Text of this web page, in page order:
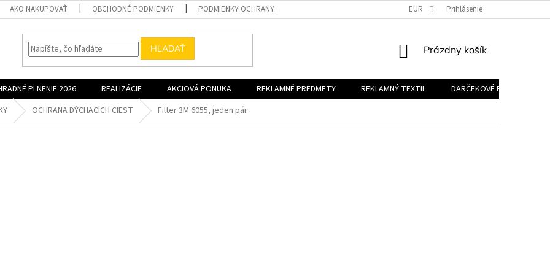
AKO NAKUPOVAŤ OBCHODNÉ PODMIENKY PODMIENKY OCHRANY OSOBNÝCH ÚDAJOV EUR Prihlásenie
HĽADAŤ
NÁKUPNÝ
Prázdny košík
PLNENIE 2026 REALIZÁCIE AKCIOVÁ PONUKA REKLAMNÉ PREDMETY REKLAMNÝ TEXTIL
DARČEKOVÉ BALÍČKY
OCHRANA DÝCHACÍCH CIEST Filter 3M 6055, jeden pár